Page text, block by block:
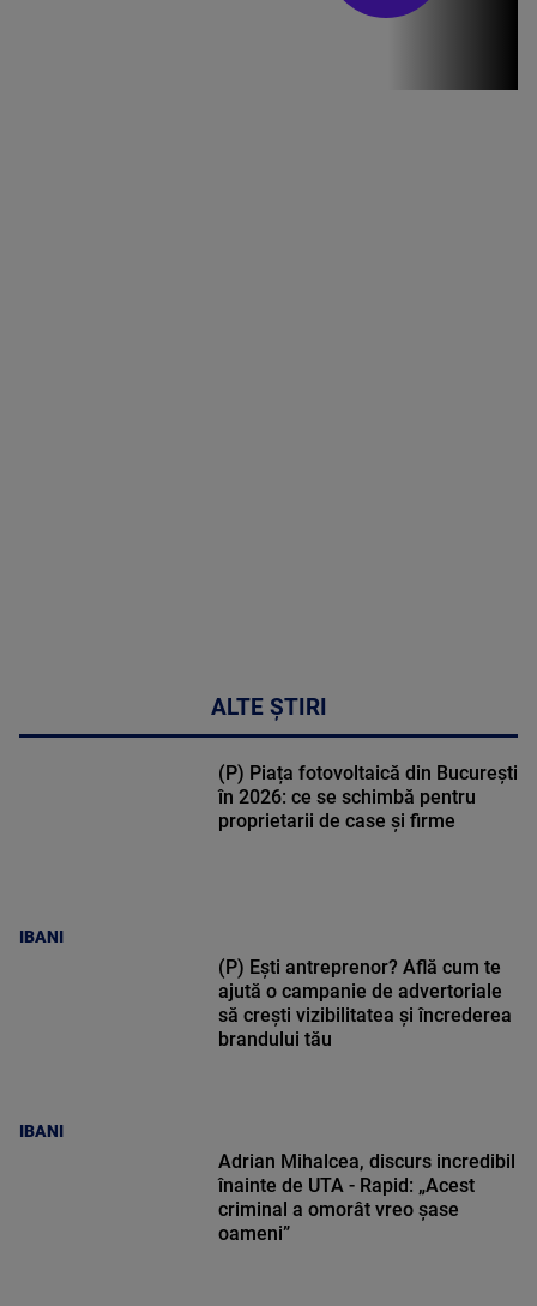
Stirile PRO TV
ALTE ȘTIRI
IBANI
(P) Piața fotovoltaică din București
în 2026: ce se schimbă pentru
proprietarii de case și firme
IBANI
(P) Ești antreprenor? Află cum te
ajută o campanie de advertoriale
să crești vizibilitatea și încrederea
brandului tău
Adrian Mihalcea, discurs incredibil
înainte de UTA - Rapid: „Acest
criminal a omorât vreo șase
oameni”